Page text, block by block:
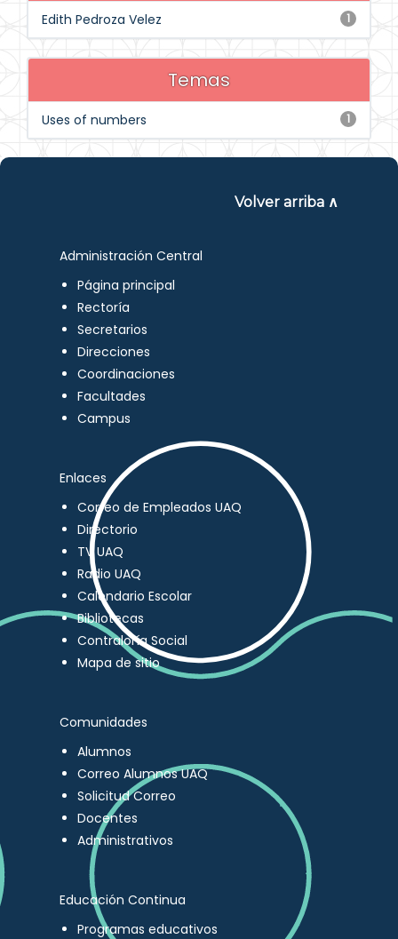
1
Edith Pedroza Velez
Temas
1
Uses of numbers
Volver arriba ∧
Administración Central
Página principal
Rectoría
Secretarios
Direcciones
Coordinaciones
Facultades
Campus
Enlaces
Correo de Empleados UAQ
Directorio
TV UAQ
Radio UAQ
Calendario Escolar
Bibliotecas
Contraloría Social
Mapa de sitio
Comunidades
Alumnos
Correo Alumnos UAQ
Solicitud Correo
Docentes
Administrativos
Educación Continua
Programas educativos